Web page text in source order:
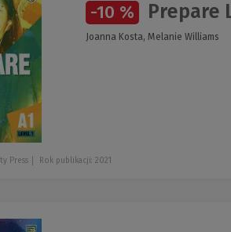
-10 % Prepare
Joanna Kosta, Melanie Williams
Press Rok publikacji: 2021